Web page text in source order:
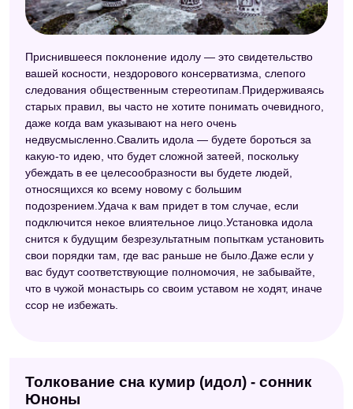
Приснившееся поклонение идолу — это свидетельство
вашей косности, нездорового консерватизма, слепого
следования общественным стереотипам.Придерживаясь
старых правил, вы часто не хотите понимать очевидного,
даже когда вам указывают на него очень
недвусмысленно.Свалить идола — будете бороться за
какую-то идею, что будет сложной затеей, поскольку
убеждать в ее целесообразности вы будете людей,
относящихся ко всему новому с большим
подозрением.Удача к вам придет в том случае, если
подключится некое влиятельное лицо.Установка идола
снится к будущим безрезультатным попыткам установить
свои порядки там, где вас раньше не было.Даже если у
вас будут соответствующие полномочия, не забывайте,
что в чужой монастырь со своим уставом не ходят, иначе
ссор не избежать.
Толкование сна кумир (идол) - сонник
Юноны